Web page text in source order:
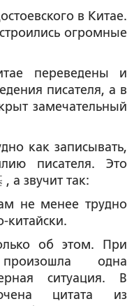
в Китае.
огромные
переведены и
писателя, а в
замечательный
как записывать,
писателя. Это
а звучит так:
не менее трудно
китайски.
об этом. При
одна
ситуация. В
цитата из